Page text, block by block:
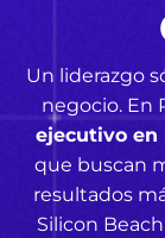
Un liderazgo
negocio. En
ejecutivo en
que buscan
resultados
Silicon